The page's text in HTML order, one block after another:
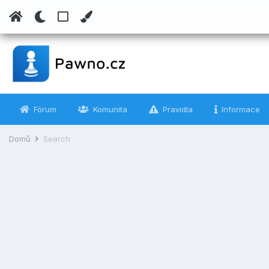
Fórum Komunita Pravidla Informace
Domů Search